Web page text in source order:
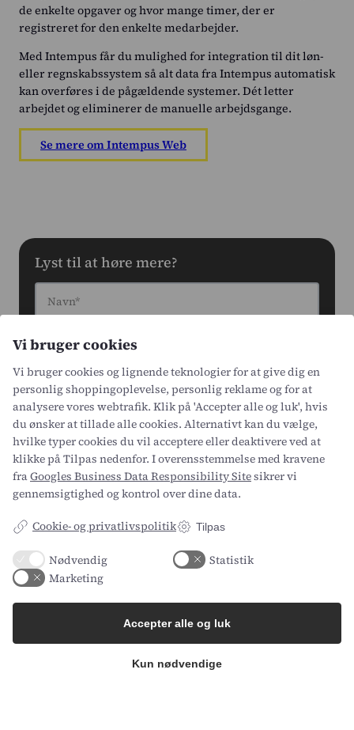
de enkelte opgaver og hvor mange timer, der er
registreret for den enkelte medarbejder.
Med Intempus får du mulighed for integration til dit løn-
eller regnskabssystem så alt data fra Intempus automatisk
kan overføres i de pågældende systemer. Dét letter
arbejdet og eliminerer de manuelle arbejdsgange.
Se mere om Intempus Web
Lyst til at høre mere?
Navn*
Email*
Gærtorvet 3, 1799 København V
Vi bruger cookies
Vi bruger cookies og lignende teknologier for at give dig en
personlig shoppingoplevelse, personlig reklame og for at
analysere vores webtrafik. Klik på 'Accepter alle og luk', hvis
du ønsker at tillade alle cookies. Alternativt kan du vælge,
hvilke typer cookies du vil acceptere eller deaktivere ved at
klikke på Tilpas nedenfor. I overensstemmelse med kravene
fraGoogles Business Data Responsibility Sitesikrer vi
gennemsigtighed og kontrol over dine data.
Cookie- og privatlivspolitik Tilpas
Nødvendig
Statistik
Marketing
Kun nødvendige
Accepter alle og luk